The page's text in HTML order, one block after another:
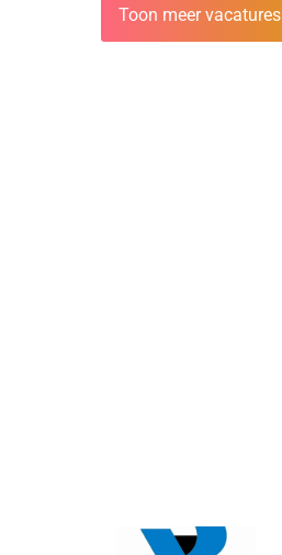
Toon meer vacatures